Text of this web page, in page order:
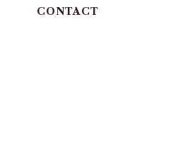
CONTACT